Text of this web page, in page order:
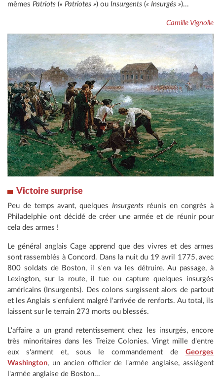
mêmes Patriots (« Patriotes ») ou Insurgents (« Insurgés »)...
Camille Vignolle
Victoire surprise
Peu de temps avant, quelques Insurgentsréunis en congrès à
Philadelphie ont décidé de créer une armée et de réunir pour
cela des armes !
Le général anglais Cage apprend que des vivres et des armes
sont rassemblés à Concord. Dans la nuit du 19 avril 1775, avec
800 soldats de Boston, il s'en va les détruire. Au passage, à
Lexington, sur la route, il tue ou capture quelques insurgés
américains (Insurgents). Des colons surgissent alors de partout
et les Anglais s'enfuient malgré l'arrivée de renforts. Au total, ils
laissent sur le terrain 273 morts ou blessés.
L'affaire a un grand retentissement chez les insurgés, encore
très minoritaires dans les Treize Colonies. Vingt mille d'entre
eux s'arment et, sous le commandement de Georges
Washington, un ancien officier de l'armée anglaise, assiègent
l'armée anglaise de Boston...